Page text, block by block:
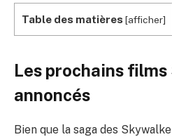
Table des matières [afficher]
Les prochains
annoncés
Bien que la saga des